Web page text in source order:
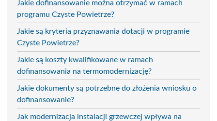
Jakie dofinansowanie można otrzymać w ramach
programu Czyste Powietrze?
Jakie są kryteria przyznawania dotacji w programie
Czyste Powietrze?
Jakie są koszty kwalifikowane w ramach
dofinansowania na termomodernizację?
Jakie dokumenty są potrzebne do złożenia wniosku o
dofinansowanie?
Jak modernizacja instalacji grzewczej wpływa na